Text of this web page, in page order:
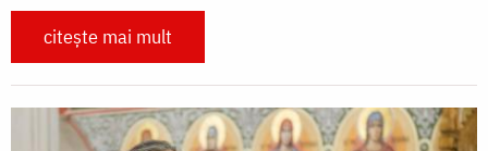
citește mai mult